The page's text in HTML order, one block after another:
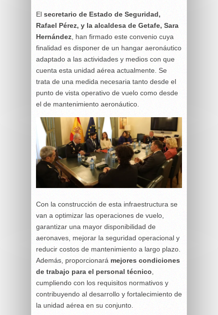
El secretario de Estado de Seguridad,
Rafael Pérez, y la alcaldesa de Getafe, Sara
Hernández , han firmado este convenio cuya
finalidad es disponer de un hangar aeronáutico
adaptado a las actividades y medios con que
cuenta esta unidad aérea actualmente. Se
trata de una medida necesaria tanto desde el
punto de vista operativo de vuelo como desde
el de mantenimiento aeronáutico.
Con la construcción de esta infraestructura se
van a optimizar las operaciones de vuelo,
garantizar una mayor disponibilidad de
aeronaves, mejorar la seguridad operacional y
reducir costos de mantenimiento a largo plazo.
Además, proporcionará mejores condiciones
de trabajo para el personal técnico,
cumpliendo con los requisitos normativos y
contribuyendo al desarrollo y fortalecimiento de
la unidad aérea en su conjunto.